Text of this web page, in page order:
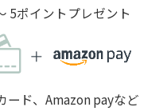
5ポイントプレゼント
ード、Amazon payなど